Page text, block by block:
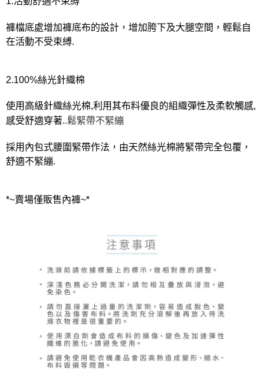
褲檔底處增加褲底布的設計，增加胯下及大腿空間，輕鬆自
在活動不受束縛.
2.100%絲光針織棉
使用高級針織絲光棉,利用其布料優良的組織彈性及柔軟觸感,
感受舒適穿著..鬆緊帶不緊繃
採用內包式腰圍緊帶作法，由天然絲光棉將緊帶完全包覆，
舒適不緊繃.
*~賣場僅販售內褲~*